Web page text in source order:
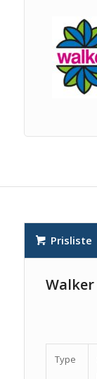
Prisliste
Type